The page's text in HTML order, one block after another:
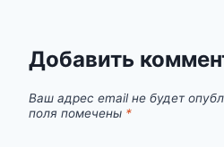
Добавить
Ваш адрес email не будет
поля помечены *